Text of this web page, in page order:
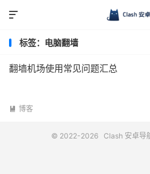

标签：电脑翻墙
翻墙机场使用常见问题汇总
 博客
© 2022-2026 Clash 安卓导